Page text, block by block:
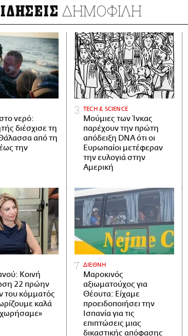
ΔΗΜΟΦΙΛΗ
νερό:
διέσχισε τη
από τη
την
ΤECH & SCIENCE
Μούμιες των Ίνκας
παρέχουν την πρώτη
απόδειξη DNA ότι οι
Ευρωπαίοι μετέφεραν
την ευλογιά στην
Αμερική
Κοινή
22 πρώην
του κόμματός
καλά
ΔΙΕΘΝΗ
Μαροκινός
αξιωματούχος για
Θέουτα: Είχαμε
προειδοποιήσει την
Ισπανία για τις
επιπτώσεις μιας
δικαστικής απόφασης